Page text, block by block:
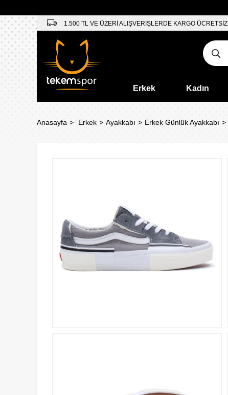
1.500 TL VE ÜZERİ ALIŞVERİŞLERDE KARGO ÜCRETSİZ
Erkek Kadın
Anasayfa Erkek Ayakkabı Erkek Günlük Ayakkabı